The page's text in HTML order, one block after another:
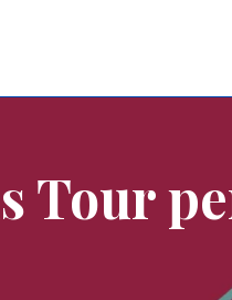
la Cittadinanza
Tour